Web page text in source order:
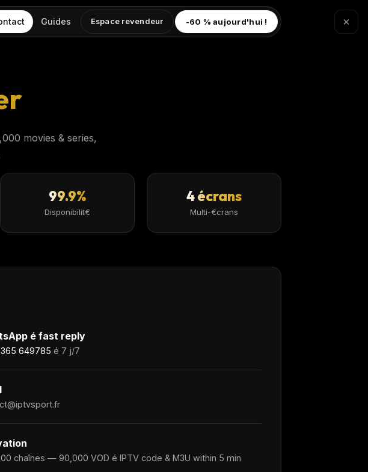
Guides Espace revendeur -60 % aujourd'hui !
movies & series,
99.9%
Disponibilit€
4 écrans
Multi-€crans
é fast reply
649785 é 7 j/7
chaînes — 90,000 VOD é IPTV code & M3U within 5 min
×